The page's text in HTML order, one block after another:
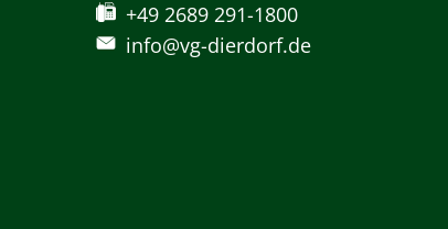
+49 2689 291-1800
info@vg-dierdorf.de